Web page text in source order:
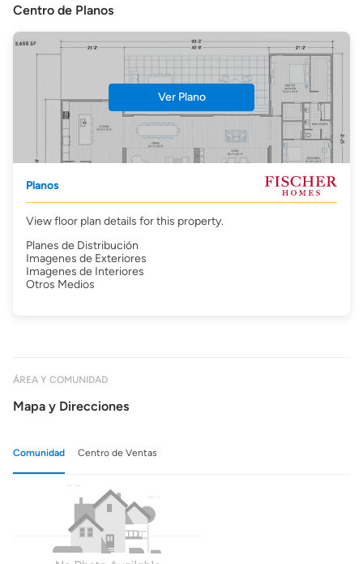
Centro de Planos
Ver Plano
Planos
View floor plan details for this property.
Planes de Distribución
Imagenes de Exteriores
Imagenes de Interiores
Otros Medios
ÁREA Y COMUNIDAD
Mapa y Direcciones
Comunidad Centro de Ventas